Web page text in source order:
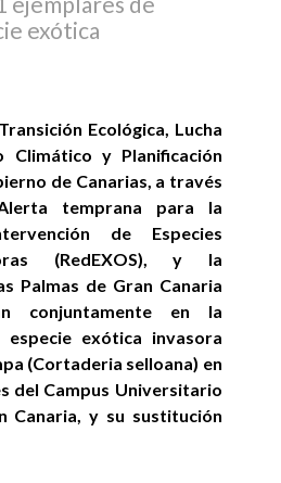
exótica
Ecológica, Lucha
Climático y Planificación
de Canarias, a través
temprana para la
de Especies
(RedEXOS), y la
Palmas de Gran Canaria
conjuntamente en la
exótica invasora
(Cortaderia selloana) en
del Campus Universitario
Canaria, y su sustitución